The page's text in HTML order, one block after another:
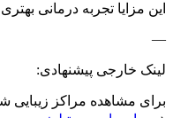
این مزایا تجربه درمانی
—
لینک خارجی پیشنهادی:
برای مشاهده مراکز زیبایی